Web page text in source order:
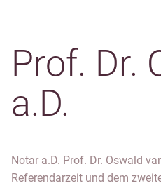
Prof. Dr.
a.D.
Notar a.D. Prof. Dr. Oswald
Referendarzeit und dem